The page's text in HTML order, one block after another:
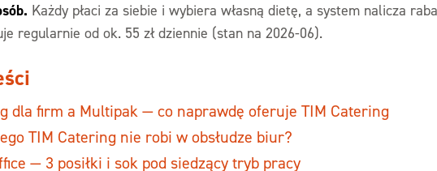
Każdy płaci za siebie i wybiera własną dietę, a system nalicza
regularnie od ok. 55 zł dziennie (stan na 2026-06).
dla firm a Multipak — co naprawdę oferuje TIM Catering
TIM Catering nie robi w obsłudze biur?
— 3 posiłki i sok pod siedzący tryb pracy